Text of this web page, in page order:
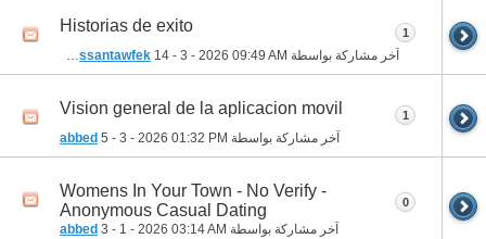
Historias de exito
آخر مشاركة بواسطة mohamedhassantawfek 14 - 3 - 2026 09:49 AM
1
Vision general de la aplicacion movil
آخر مشاركة بواسطة abbed 5 - 3 - 2026 01:32 PM
1
Womens In Your Town - No Verify -
Anonymous Casual Dating
آخر مشاركة بواسطة abbed 3 - 1 - 2026 03:14 AM
0